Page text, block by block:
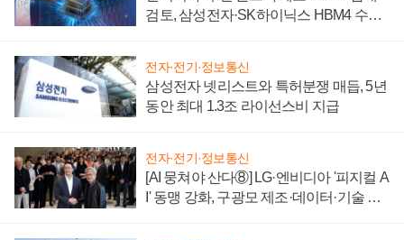
검토, 삼성전자·SK하이닉스 HBM4 수율
전자·전기·정보통신
삼성전자 넷리스트와 특허분쟁 매듭, 5년
동안 최대 1.3조 라이선스비 지급
전자·전기·정보통신
[AI 뭉쳐야 산다⑧] LG·엔비디아 '피지컬 A
I' 동맹 강화, 구광모 제조·데이터·기술 결